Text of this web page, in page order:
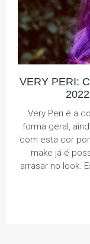
VERY PERI:
Very Peri é a
forma geral,
com esta cor
make já é
arrasar no look.